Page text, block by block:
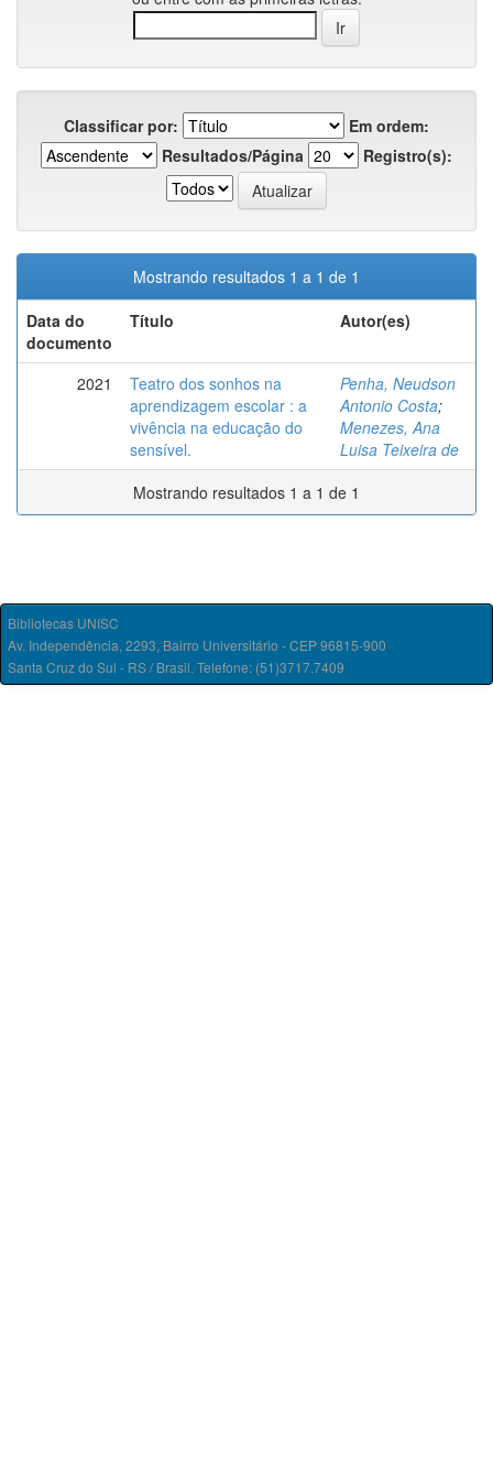
Classificar por:
Em ordem:
Resultados/Página
Registro(s):
Mostrando resultados 1 a 1 de 1
Data do
documento
Título Autor(es)
2021
Teatro dos sonhos na
aprendizagem escolar : a
vivência na educação do
sensível.
Penha, Neudson
Antonio Costa;
Menezes, Ana
Luisa Teixeira de
Mostrando resultados 1 a 1 de 1
Bibliotecas UNISC
Av. Independência, 2293, Bairro Universitário - CEP 96815-900
Santa Cruz do Sul - RS / Brasil. Telefone: (51)3717.7409